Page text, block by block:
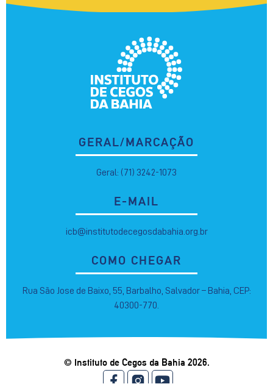
GERAL/MARCAÇÃO
Geral: (71) 3242-1073
E-MAIL
icb@institutodecegosdabahia.org.br
COMO CHEGAR
Rua São Jose de Baixo, 55, Barbalho, Salvador – Bahia, CEP:
40300-770.
© Instituto de Cegos da Bahia 2026.